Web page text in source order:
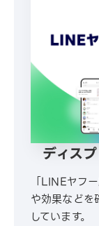
ディス
「LINEヤフ
や効果などを
しています。